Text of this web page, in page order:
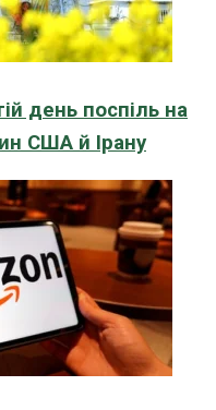
день поспіль на
США й Ірану